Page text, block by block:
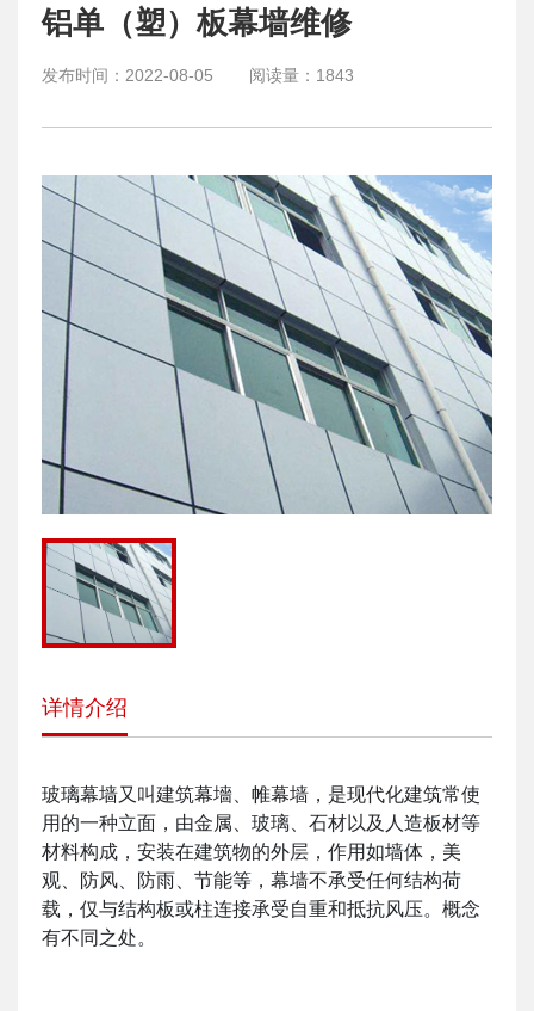
铝单（塑）板幕墙维修
发布时间： 2022-08-05 阅读量： 1843
详情介绍
玻璃幕墙又叫建筑幕墻、帷幕墙，是现代化建筑常使
用的一种立面，由金属、玻璃、石材以及人造板材等
材料构成，安装在建筑物的外层，作用如墙体，美
观、防风、防雨、节能等，幕墙不承受任何结构荷
载，仅与结构板或柱连接承受自重和抵抗风压。概念
有不同之处。